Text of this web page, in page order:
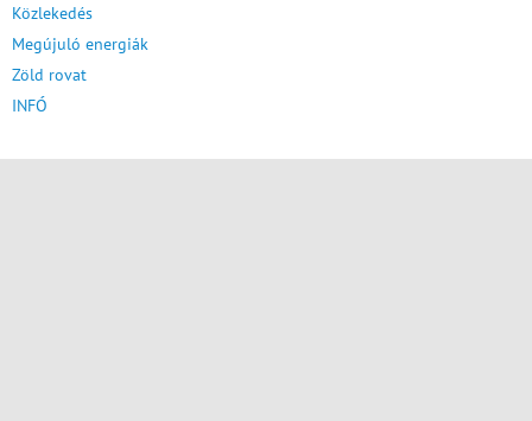
Közlekedés
Megújuló energiák
Zöld rovat
INFÓ